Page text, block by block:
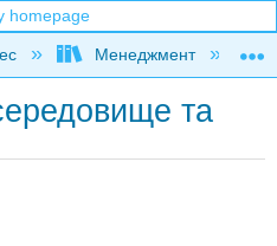
hierarchy
Менеджмент
та